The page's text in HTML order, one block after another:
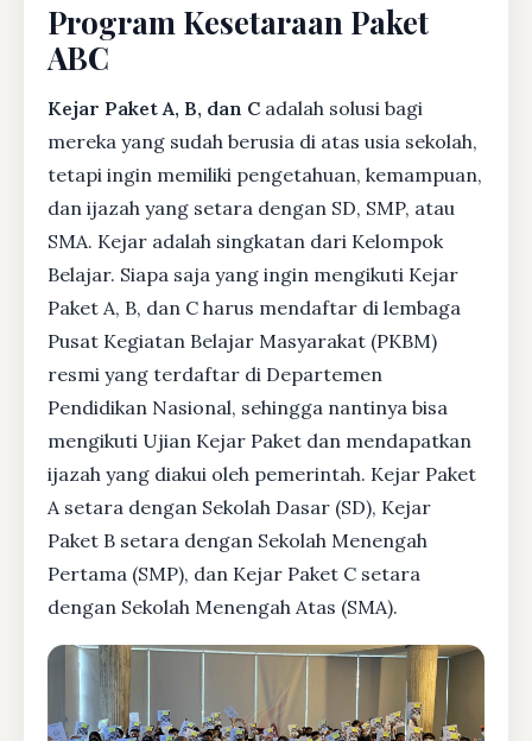
Program Kesetaraan Paket
ABC
Kejar Paket A, B, dan C adalah solusi bagi
mereka yang sudah berusia di atas usia sekolah,
tetapi ingin memiliki pengetahuan, kemampuan,
dan ijazah yang setara dengan SD, SMP, atau
SMA. Kejar adalah singkatan dari Kelompok
Belajar. Siapa saja yang ingin mengikuti Kejar
Paket A, B, dan C harus mendaftar di lembaga
Pusat Kegiatan Belajar Masyarakat (PKBM)
resmi yang terdaftar di Departemen
Pendidikan Nasional, sehingga nantinya bisa
mengikuti Ujian Kejar Paket dan mendapatkan
ijazah yang diakui oleh pemerintah. Kejar Paket
A setara dengan Sekolah Dasar (SD), Kejar
Paket B setara dengan Sekolah Menengah
Pertama (SMP), dan Kejar Paket C setara
dengan Sekolah Menengah Atas (SMA).